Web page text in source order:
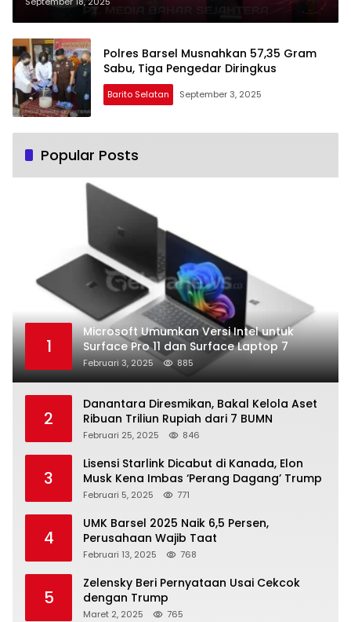
Polres Barsel Musnahkan 57,35 Gram
Sabu, Tiga Pengedar Diringkus
Barito Selatan September 3, 2025
Popular Posts
1
Microsoft Umumkan Versi Intel untuk
Surface Pro 11 dan Surface Laptop 7
Februari 3, 2025 885
2
Danantara Diresmikan, Bakal Kelola Aset
Ribuan Triliun Rupiah dari 7 BUMN
Februari 25, 2025 846
3
Lisensi Starlink Dicabut di Kanada, Elon
Musk Kena Imbas ‘Perang Dagang’ Trump
Februari 5, 2025 771
4
UMK Barsel 2025 Naik 6,5 Persen,
Perusahaan Wajib Taat
Februari 13, 2025 768
5
Zelensky Beri Pernyataan Usai Cekcok
dengan Trump
Maret 2, 2025 765